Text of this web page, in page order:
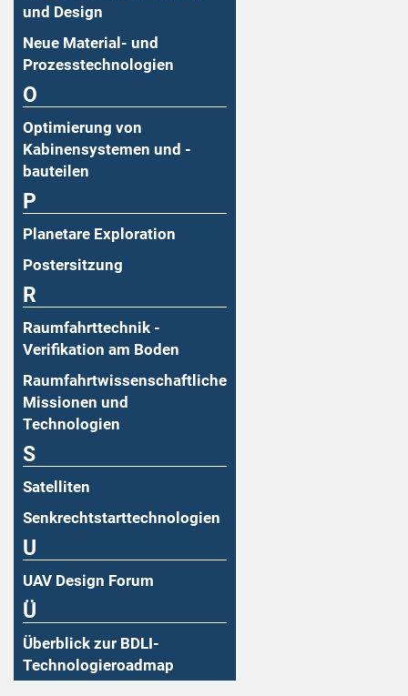
und Design
Neue Material- und
Prozesstechnologien
O
Optimierung von
Kabinensystemen und -
bauteilen
P
Planetare Exploration
Postersitzung
R
Raumfahrttechnik -
Verifikation am Boden
Raumfahrtwissenschaftliche
Missionen und
Technologien
S
Satelliten
Senkrechtstarttechnologien
U
UAV Design Forum
Ü
Überblick zur BDLI-
Technologieroadmap